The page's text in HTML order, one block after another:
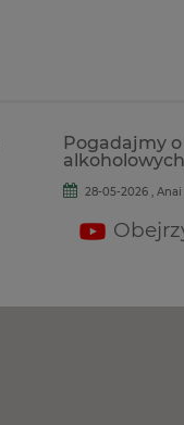
Pogadajmy
28-05-2026 , Anai